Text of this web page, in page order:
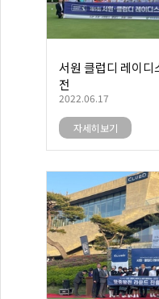
서원 클럽디 레이
전
2022.06.17
자세히보기